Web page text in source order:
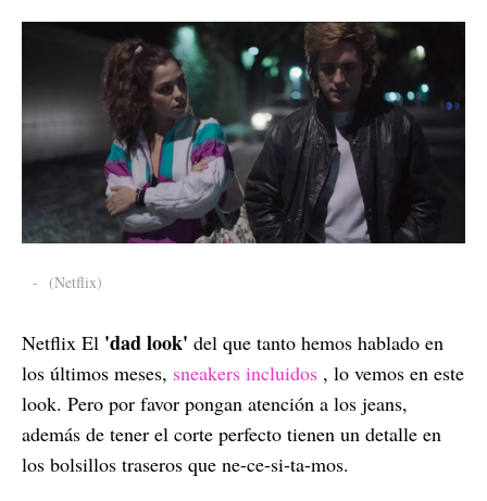
- (Netflix)
Netflix El 'dad look' del que tanto hemos hablado en
los últimos meses, sneakers incluidos , lo vemos en este
look. Pero por favor pongan atención a los jeans,
además de tener el corte perfecto tienen un detalle en
los bolsillos traseros que ne-ce-si-ta-mos.